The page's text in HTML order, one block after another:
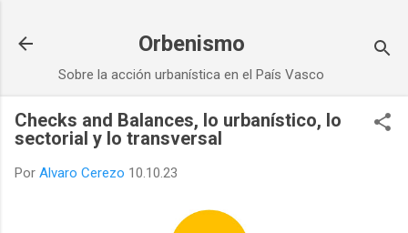
Orbenismo
Sobre la acción urbanística en el País Vasco
Checks and Balances, lo urbanístico, lo
sectorial y lo transversal
Por Alvaro Cerezo 10.10.23